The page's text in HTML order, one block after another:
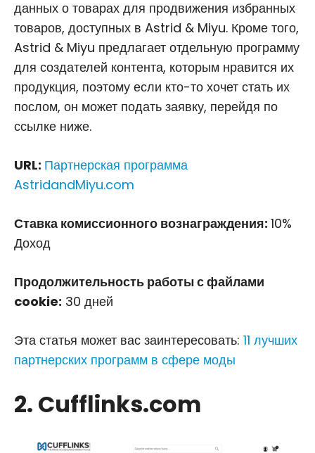
данных о товарах для продвижения избранных
товаров, доступных в Astrid & Miyu. Кроме того,
Astrid & Miyu предлагает отдельную программу
для создателей контента, которым нравится их
продукция, поэтому если кто-то хочет стать их
послом, он может подать заявку, перейдя по
ссылке ниже.
URL: Партнерская программа
AstridandMiyu.com
Ставка комиссионного вознаграждения: 10%
Доход
Продолжительность работы с файлами
cookie: 30 дней
Эта статья может вас заинтересовать: 11 лучших
партнерских программ в сфере моды
2. Cufflinks.com